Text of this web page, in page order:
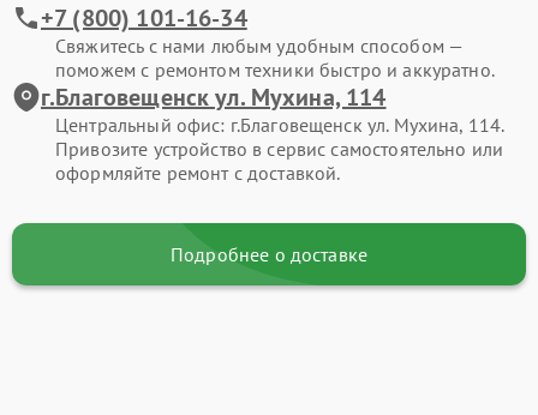
+7 (800) 101-16-34
Свяжитесь с нами любым удобным способом —
поможем с ремонтом техники быстро и аккуратно.
г.Благовещенск ул. Мухина, 114
Центральный офис: г.Благовещенск ул. Мухина, 114.
Привозите устройство в сервис самостоятельно или
оформляйте ремонт с доставкой.
Подробнее о доставке